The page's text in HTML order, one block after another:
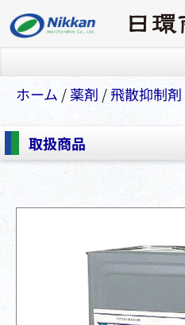
ホーム /薬剤 /⾶散抑制剤
取扱商品